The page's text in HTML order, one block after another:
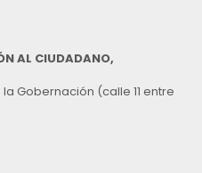
AL CIUDADANO,
Gobernación (calle 11 entre